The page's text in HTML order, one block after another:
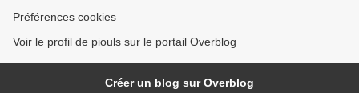
Préférences cookies
Voir le profil de piouls sur le portail Overblog
Créer un blog sur Overblog